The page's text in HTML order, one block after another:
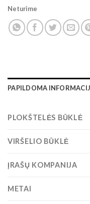
Neturime
PAPILDOMA
PLOKŠTELĖS BŪKLĖ
VIRŠELIO BŪKLĖ
ĮRAŠŲ KOMPANIJA
METAI